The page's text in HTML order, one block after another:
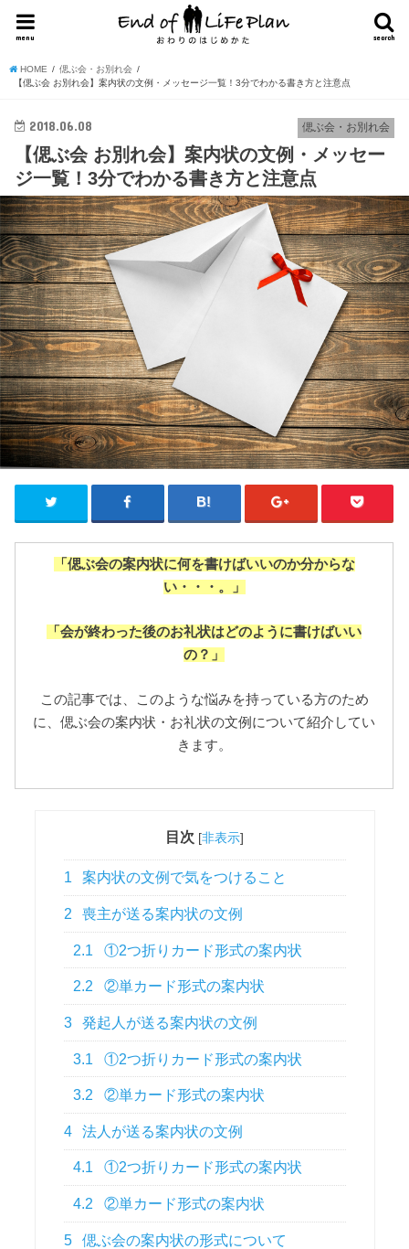
search
menu
HOME
偲ぶ会・お別れ会
【偲ぶ会 お別れ会】案内状の文例・メッセージ一覧！3分でわかる書き方と注意点
偲ぶ会・お別れ会
2018.06.08
【偲ぶ会 お別れ会】案内状の文例・メッセー
ジ一覧！3分でわかる書き方と注意点
「偲ぶ会の案内状に何を書けばいいのか分からな
い・・・。」
「会が終わった後のお礼状はどのように書けばいい
の？」
この記事では、このような悩みを持っている方のため
に、偲ぶ会の案内状・お礼状の文例について紹介してい
きます。
目次 [非表示]
1 案内状の文例で気をつけること
2 喪主が送る案内状の文例
2.1 ①2つ折りカード形式の案内状
2.2 ②単カード形式の案内状
3 発起人が送る案内状の文例
3.1 ①2つ折りカード形式の案内状
3.2 ②単カード形式の案内状
4 法人が送る案内状の文例
4.1 ①2つ折りカード形式の案内状
4.2 ②単カード形式の案内状
5 偲ぶ会の案内状の形式について